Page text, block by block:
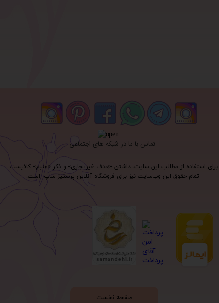
برای استفاده از مطالب این سایت، داشتن «هدف غیرتجاری» و ذکر «منبع» کافیست.
تمام حقوق اين وب‌سايت نیز برای فروشگاه آنلاین پرستیژ شاپ است.
تماس با ما در شبکه های اجتماعی
صفحه نخست